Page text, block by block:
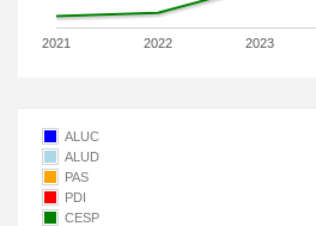
2021 2022 2023
ALUC
ALUD
PAS
PDI
CESP